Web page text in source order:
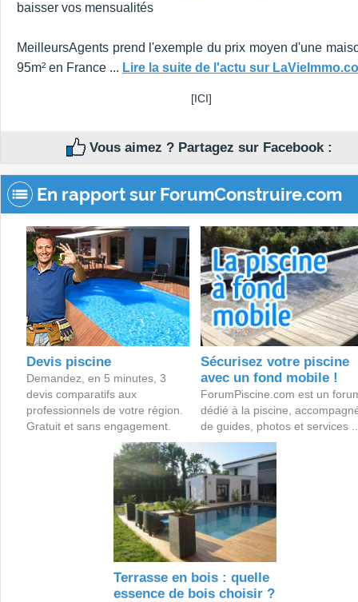
baisser vos mensualités
MeilleursAgents prend l'exemple du prix moyen d'une
95m² en France ... Lire la suite de l'actu sur
[ICI]
Vous aimez ? Partagez sur Facebook :
En rapport sur ForumConstruire.com
Devis piscine
Demandez, en 5 minutes, 3
devis comparatifs aux
professionnels de votre région.
Gratuit et sans engagement.
Sécurisez votre piscine
avec un fond mobile !
ForumPiscine.com est un
dédié à la piscine,
de guides, photos et services
Terrasse en bois : quelle
essence de bois choisir ?